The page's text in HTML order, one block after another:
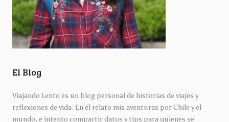
El Blog
Viajando Lento es un blog personal de historias de viajes y
reflexiones de vida. En él relato mis aventuras por Chile y el
mundo, e intento compartir datos y tips para quienes se